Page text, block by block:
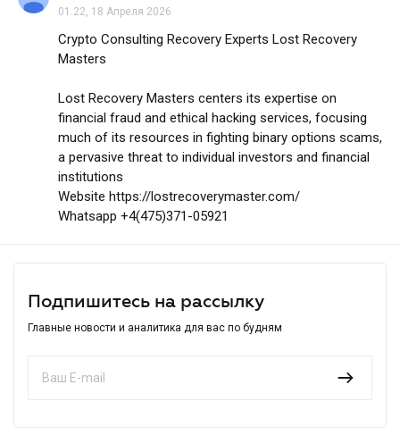
01.22, 18 Апреля 2026
Crypto Consulting Recovery Experts Lost Recovery
Masters
Lost Recovery Masters centers its expertise on
financial fraud and ethical hacking services, focusing
much of its resources in fighting binary options scams,
a pervasive threat to individual investors and financial
institutions
Website https://lostrecoverymaster.com/
Whatsapp +4(475)371-05921
Подпишитесь на рассылку
Главные новости и аналитика для вас по будням